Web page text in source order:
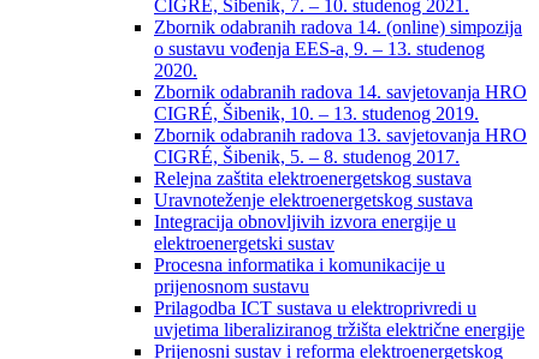
CIGRE, Šibenik, 7. – 10. studenog 2021.
Zbornik odabranih radova 14. (online) simpozija
o sustavu vođenja EES-a, 9. – 13. studenog
2020.
Zbornik odabranih radova 14. savjetovanja HRO
CIGRÉ, Šibenik, 10. – 13. studenog 2019.
Zbornik odabranih radova 13. savjetovanja HRO
CIGRÉ, Šibenik, 5. – 8. studenog 2017.
Relejna zaštita elektroenergetskog sustava
Uravnoteženje elektroenergetskog sustava
Integracija obnovljivih izvora energije u
elektroenergetski sustav
Procesna informatika i komunikacije u
prijenosnom sustavu
Prilagodba ICT sustava u elektroprivredi u
uvjetima liberaliziranog tržišta električne energije
Prijenosni sustav i reforma elektroenergetskog